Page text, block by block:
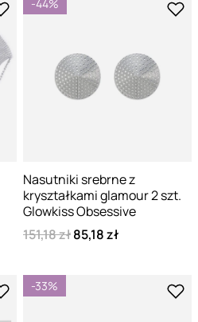
-44%
Nasutniki srebrne z
kryształkami glamour 2 szt.
Glowkiss Obsessive
151,18 zł85,18 zł
-33%